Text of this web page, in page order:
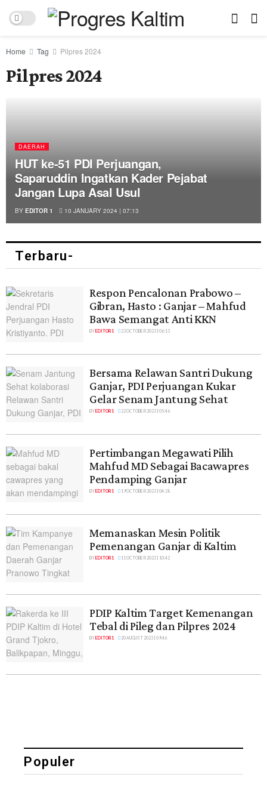
Home Tag Pilpres 2024
Pilpres 2024
DAERAH
HUT ke-51 PDI Perjuangan,
Saparuddin Ingatkan Kader Pejabat
Jangan Lupa Asal Usul
BY EDITOR 1 10 JANUARY 2024 | 07:13
Terbaru-
Respon Pencalonan Prabowo –
Gibran, Hasto : Ganjar – Mahfud
Bawa Semangat Anti KKN
BY EDITOR 1 23 OCTOBER 2023 | 06:13
Bersama Relawan Santri Dukung
Ganjar, PDI Perjuangan Kukar
Gelar Senam Jantung Sehat
BY EDITOR 1 22 OCTOBER 2023 | 05:46
Pertimbangan Megawati Pilih
Mahfud MD Sebagai Bacawapres
Pendamping Ganjar
BY EDITOR 1 19 OCTOBER 2023 | 04:28
Memanaskan Mesin Politik
Pemenangan Ganjar di Kaltim
BY EDITOR 1 11 OCTOBER 2023 | 10:42
PDIP Kaltim Target Kemenangan
Tebal di Pileg dan Pilpres 2024
BYEDITOR 1 20 AUGUST 2023 | 09:46
Populer